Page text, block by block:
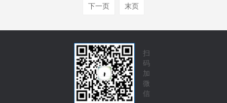
下一页 末页
扫
码
加
微
信